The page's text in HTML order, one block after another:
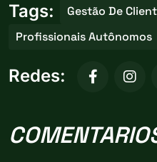
Tags: Gestão De
Profissionais Autônomos
Redes: